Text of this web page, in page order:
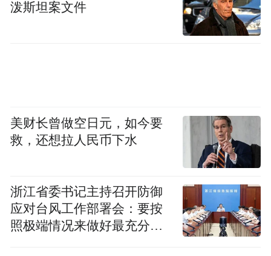
泼斯坦案文件
美财长曾做空日元，如今要
救，还想拉人民币下水
浙江省委书记主持召开防御
应对台风工作部署会：要按
照极端情况来做好最充分的